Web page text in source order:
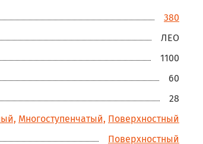
380
ЛЕО
1100
60
28
Многоступенчатый, Поверхностный
Поверхностный